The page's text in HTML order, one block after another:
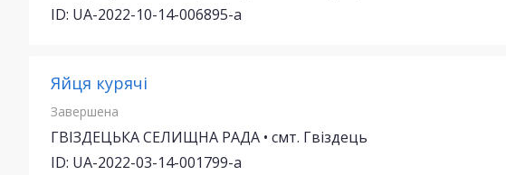
ID: UA-2022-10-14-006895-a
Яйця курячі
Завершена
ГВІЗДЕЦЬКА СЕЛИЩНА РАДА • смт. Гвіздець
ID: UA-2022-03-14-001799-a